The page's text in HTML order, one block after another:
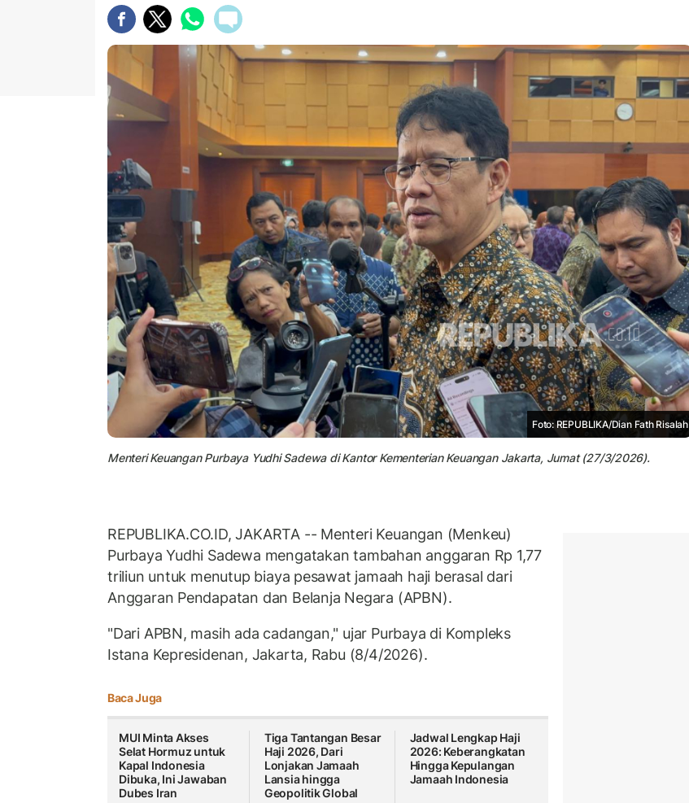
Foto: REPUBLIKA/Dian Fath Risalah
Menteri Keuangan Purbaya Yudhi Sadewa di Kantor Kementerian Keuangan Jakarta, Jumat (27/3/2026).
REPUBLIKA.CO.ID, JAKARTA -- Menteri Keuangan (Menkeu)
Purbaya Yudhi Sadewa mengatakan tambahan anggaran Rp 1,77
triliun untuk menutup biaya pesawat jamaah haji berasal dari
Anggaran Pendapatan dan Belanja Negara (APBN).
"Dari APBN, masih ada cadangan," ujar Purbaya di Kompleks
Istana Kepresidenan, Jakarta, Rabu (8/4/2026).
Baca Juga
MUI Minta Akses
Selat Hormuz untuk
Kapal Indonesia
Dibuka, Ini Jawaban
Dubes Iran
Tiga Tantangan Besar
Haji 2026, Dari
Lonjakan Jamaah
Lansia hingga
Geopolitik Global
Jadwal Lengkap Haji
2026: Keberangkatan
Hingga Kepulangan
Jamaah Indonesia